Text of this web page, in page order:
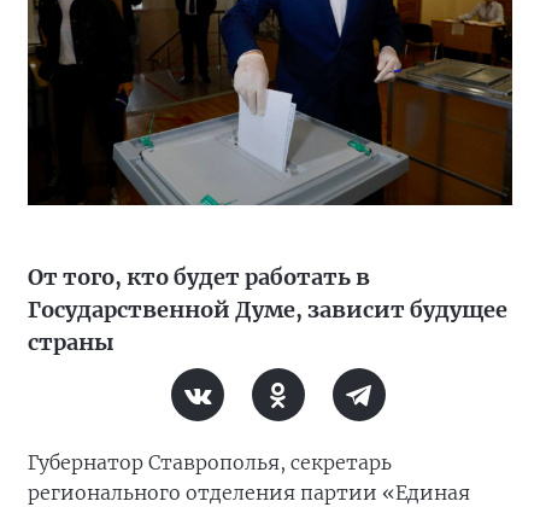
От того, кто будет работать в
Государственной Думе, зависит будущее
страны
Губернатор Ставрополья, секретарь
регионального отделения партии «Единая